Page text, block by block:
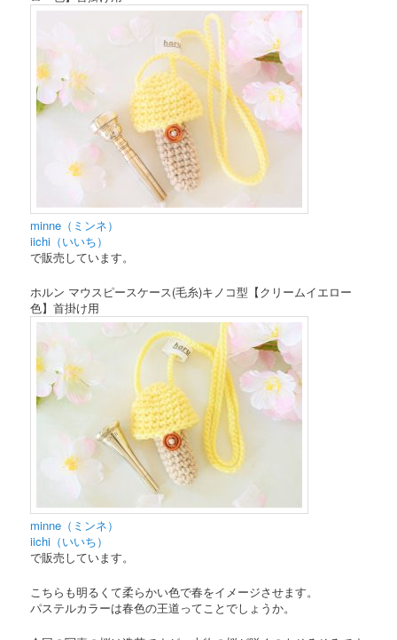
minne（ミンネ）
iichi（いいち）
で販売しています。
ホルン マウスピースケース(毛糸)キノコ型【クリームイエロー
色】首掛け用
minne（ミンネ）
iichi（いいち）
で販売しています。
こちらも明るくて柔らかい色で春をイメージさせます。
パステルカラーは春色の王道ってことでしょうか。